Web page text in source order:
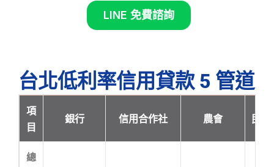
LINE 免費諮詢
台北低利率信用貸款 5 管道
項
目
銀行 信用合作社 農會 民
總